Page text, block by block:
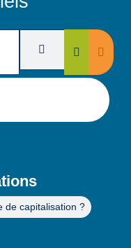
Filtres deRechercher
de capitalisation ?